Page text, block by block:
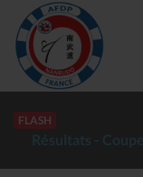
FLASH
Résultats -